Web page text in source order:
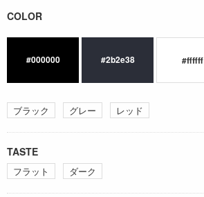
COLOR
#000000 #2b2e38 #ffffff
ブラック グレー レッド
TASTE
フラット ダーク